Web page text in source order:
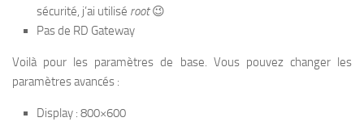
sécurité, j’ai utilisé root😉
Pas de RD Gateway
Voilà pour les paramètres de base. Vous pouvez changer les
paramètres avancés :
Display : 800×600